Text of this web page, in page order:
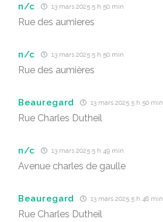
n/c 13 mars 2025 5 h 50 min
Rue des aumieres
n/c 13 mars 2025 5 h 50 min
Rue des aumières
Beauregard 13 mars 2025 5 h 50 min
Rue Charles Dutheil
n/c 13 mars 2025 5 h 49 min
Avenue charles de gaulle
Beauregard 13 mars 2025 5 h 48 min
Rue Charles Dutheil